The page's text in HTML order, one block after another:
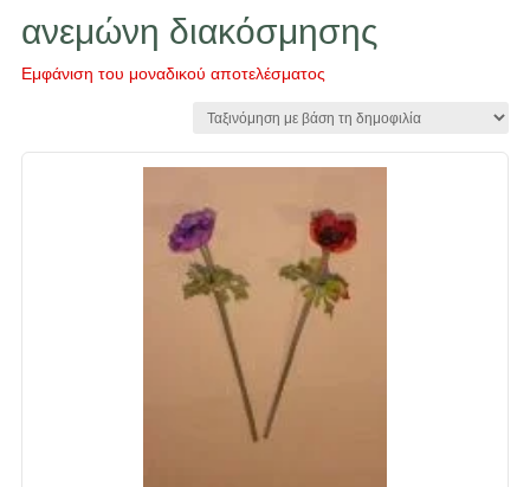
ανεμώνη διακόσμησης
Εμφάνιση του μοναδικού αποτελέσματος